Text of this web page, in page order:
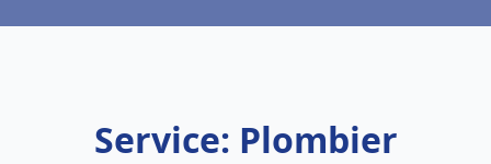
Service: Plombier